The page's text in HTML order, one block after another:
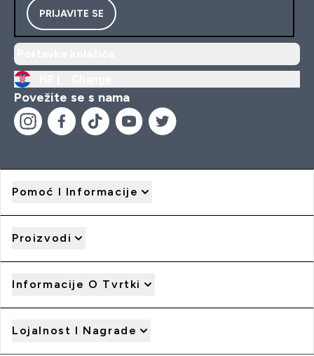
PRIJAVITE SE
Povežite se s nama
Pomoć I Informacije
Proizvodi
Informacije O Tvrtki
Lojalnost I Nagrade